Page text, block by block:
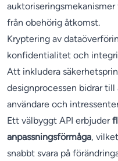
från obehörig åtkomst.
Kryptering av
konfidentialitet och
Att inkludera
designprocessen bidrar
användare och
Ett välbyggt API erbjuder
anpassningsförmåga,
snabbt svara på